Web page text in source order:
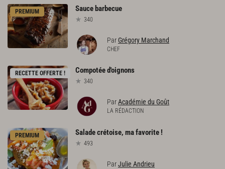
PREMIUM Sauce barbecue
340
ParGrégory Marchand
CHEF
RECETTE OFFERTE ! Compotéed'oignons
340
ParAcadémie du Goût
LA RÉDACTION
PREMIUM Saladecrétoise, mafavorite !
493
ParJulie Andrieu